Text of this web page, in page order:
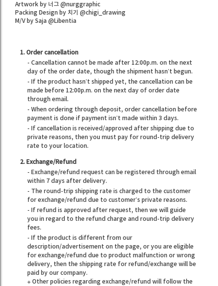
Artwork by 너그 @nurggraphic
Packing Design by 치기 @chigi_drawing
M/V by Saja @Libentia
1. Order cancellation
- Cancellation cannot be made after 12:00p.m. on the next
day of the order date, though the shipment hasn’t begun.
- If the product hasn’t shipped yet, the cancellation can be
made before 12:00p.m. on the next day of order date
through email.
- When ordering through deposit, order cancellation before
payment is done if payment isn’t made within 3 days.
- If cancellation is received/approved after shipping due to
private reasons, then you must pay for round-trip delivery
rate to your location.
2. Exchange/Refund
- Exchange/refund request can be registered through email
within 7 days after delivery.
- The round-trip shipping rate is charged to the customer
for exchange/refund due to customer’s private reasons.
- If refund is approved after request, then we will guide
you in regard to the refund charge and round-trip delivery
fees.
- If the product is different from our
description/advertisement on the page, or you are eligible
for exchange/refund due to product malfunction or wrong
delivery, then the shipping rate for refund/exchange will be
paid by our company.
※ Other policies regarding exchange/refund will follow the